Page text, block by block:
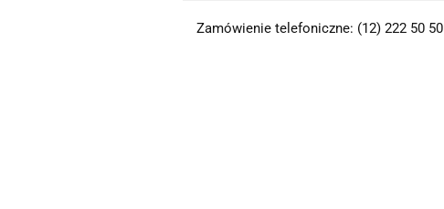
Zamówienie telefoniczne: (12) 222 50 50